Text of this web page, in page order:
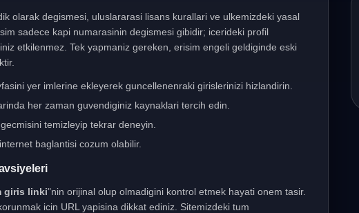
olarak degismesi, uluslararasi lisans kurallari ve ulkemizdeki yasal
sadece kapi numarasinin degismesi gibidir; icerideki profil
etkilenmez. Tek yapmaniz gereken, erisim engeli geldiginde eski
yer imlerine ekleyerek guncellenenraki girislerinizi hizlandirin.
her zaman guvendiginiz kaynaklari tercih edin.
temizleyip tekrar deneyin.
baglantisi cozum olabilir.
giris linki"nin orijinal olup olmadigini kontrol etmek hayati onem tasir.
icin URL yapisina dikkat ediniz. Sitemizdeki tum